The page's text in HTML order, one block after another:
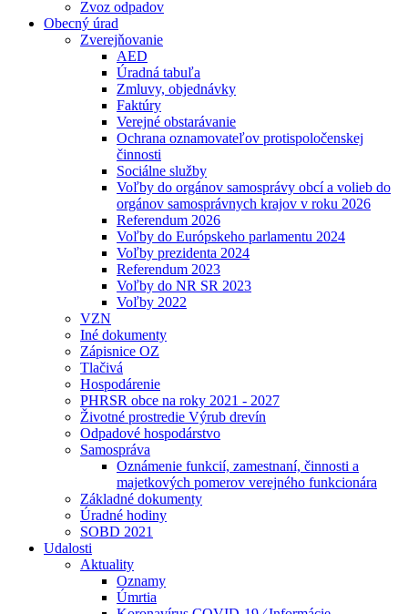
Zvoz odpadov
Obecný úrad
Zverejňovanie
AED
Úradná tabuľa
Zmluvy, objednávky
Faktúry
Verejné obstarávanie
Ochrana oznamovateľov protispoločenskej
činnosti
Sociálne služby
Voľby do orgánov samosprávy obcí a volieb do
orgánov samosprávnych krajov v roku 2026
Referendum 2026
Voľby do Európskeho parlamentu 2024
Voľby prezidenta 2024
Referendum 2023
Voľby do NR SR 2023
Voľby 2022
VZN
Iné dokumenty
Zápisnice OZ
Tlačivá
Hospodárenie
PHRSR obce na roky 2021 - 2027
Životné prostredie Výrub drevín
Odpadové hospodárstvo
Samospráva
Oznámenie funkcií, zamestnaní, činnosti a
majetkových pomerov verejného funkcionára
Základné dokumenty
Úradné hodiny
SOBD 2021
Udalosti
Aktuality
Oznamy
Úmrtia